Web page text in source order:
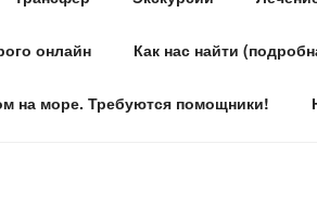
и ноль метров! Гостевой Дом на
онлайн Как нас найти
на море. Требуются помощники!